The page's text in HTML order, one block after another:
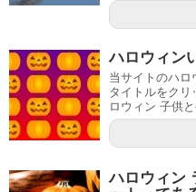
ハロウィン
当サイトのハロ
タイトルをク
ロウィン 子供
ハロウィン